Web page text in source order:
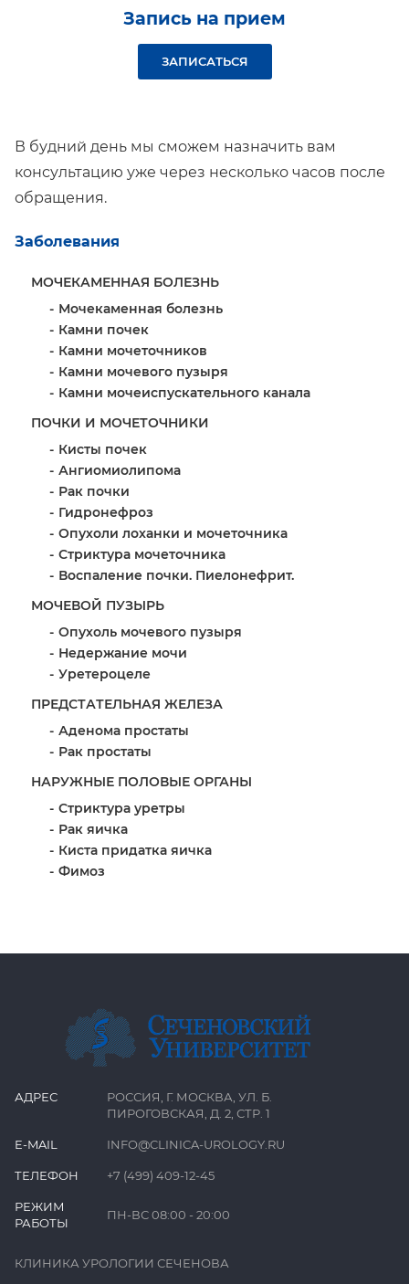
Запись на прием
ЗАПИСАТЬСЯ
В будний день мы сможем назначить вам
консультацию уже через несколько часов после
обращения.
Заболевания
МОЧЕКАМЕННАЯ БОЛЕЗНЬ
Мочекаменная болезнь
Камни почек
Камни мочеточников
Камни мочевого пузыря
Камни мочеиспускательного канала
ПОЧКИ И МОЧЕТОЧНИКИ
Кисты почек
Ангиомиолипома
Рак почки
Гидронефроз
Опухоли лоханки и мочеточника
Стриктура мочеточника
Воспаление почки. Пиелонефрит.
МОЧЕВОЙ ПУЗЫРЬ
Опухоль мочевого пузыря
Недержание мочи
Уретероцеле
ПРЕДСТАТЕЛЬНАЯ ЖЕЛЕЗА
Аденома простаты
Рак простаты
НАРУЖНЫЕ ПОЛОВЫЕ ОРГАНЫ
Стриктура уретры
Рак яичка
Киста придатка яичка
Фимоз
АДРЕС
РОССИЯ, Г. МОСКВА, УЛ. Б.
ПИРОГОВСКАЯ, Д. 2, СТР. 1
E-MAIL INFO@CLINICA-UROLOGY.RU
ТЕЛЕФОН +7 (499) 409-12-45
РЕЖИМ
РАБОТЫ
ПН-ВС 08:00 - 20:00
КЛИНИКА УРОЛОГИИ СЕЧЕНОВА